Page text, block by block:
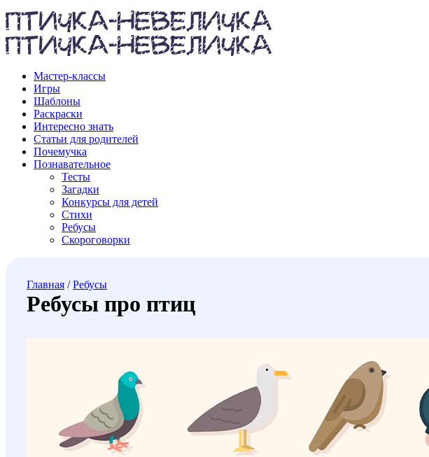
Мастер-классы
Игры
Шаблоны
Раскраски
Интересно знать
Статьи для родителей
Почемучка
Познавательное
Тесты
Загадки
Конкурсы для детей
Стихи
Ребусы
Скороговорки
Главная /Ребусы
Ребусы про птиц